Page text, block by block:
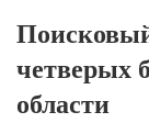
четверых
области